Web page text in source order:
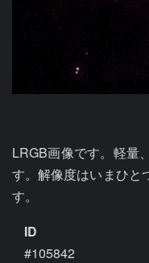
LRGB画像です。軽量
す。解像度はいまひと
す。
ID
#105842